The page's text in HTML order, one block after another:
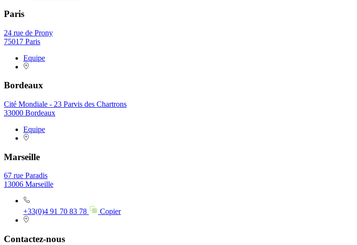
Paris
24 rue de Prony
75017 Paris
Equipe
Bordeaux
Cité Mondiale - 23 Parvis des Chartrons
33000 Bordeaux
Equipe
Marseille
67 rue Paradis
13006 Marseille
+33(0)4 91 70 83 78 Copier
Contactez-nous